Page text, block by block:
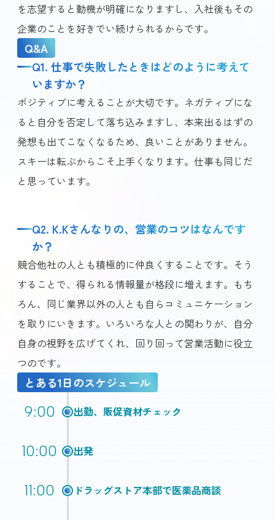
を志望すると動機が明確になりますし、入社後もその
企業のことを好きでい続けられるからです。
Q&A
Q1. 仕事で失敗したときはどのように考えて
いますか？
ポジティブに考えることが大切です。ネガティブにな
ると自分を否定して落ち込みますし、本来出るはずの
発想も出てこなくなるため、良いことがありません。
スキーは転ぶからこそ上手くなります。仕事も同じだ
と思っています。
Q2. K.Kさんなりの、営業のコツはなんです
か？
競合他社の人とも積極的に仲良くすることです。そう
することで、得られる情報量が格段に増えます。もち
ろん、同じ業界以外の人とも自らコミュニケーション
を取りにいきます。いろいろな人との関わりが、自分
自身の視野を広げてくれ、回り回って営業活動に役立
つのです。
とある1日のスケジュール
9:00 出勤、販促資材チェック
10:00 出発
11:00 ドラッグストア本部で医薬品商談